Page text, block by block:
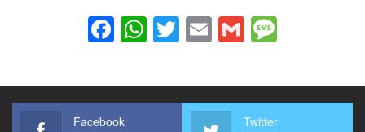
Facebook
WhatsApp
Twitter
EmailGmail
Facebook Twitter